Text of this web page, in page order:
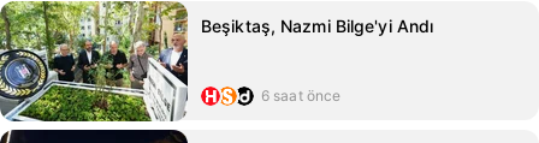
Beşiktaş, Nazmi Bilge'yi Andı
6 saat önce